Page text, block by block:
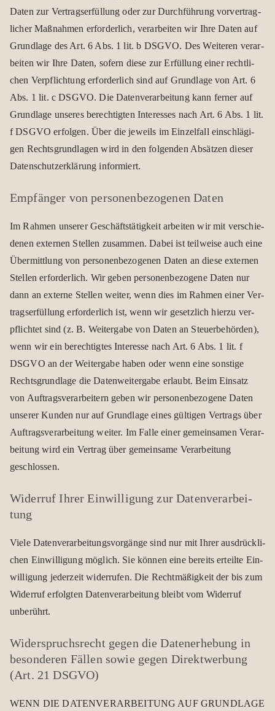
Daten zur Ver­trags­er­fül­lung oder zur Durch­füh­rung vor­ver­trag­
li­cher Maß­nah­men erfor­der­lich, ver­ar­bei­ten wir Ihre Daten auf
Grund­lage des Art. 6 Abs. 1 lit. b DSGVO. Des Wei­te­ren ver­ar­
bei­ten wir Ihre Daten, sofern diese zur Erfül­lung einer recht­li­
chen Ver­pflich­tung erfor­der­lich sind auf Grund­lage von Art. 6
Abs. 1 lit. c DSGVO. Die Daten­ver­ar­bei­tung kann fer­ner auf
Grund­lage unse­res berech­tig­ten Inter­es­ses nach Art. 6 Abs. 1 lit.
f DSGVO erfol­gen. Über die jeweils im Ein­zel­fall ein­schlä­gi­
gen Rechts­grund­la­gen wird in den fol­gen­den Absät­zen die­ser
Daten­schutz­er­klä­rung infor­miert.
Emp­fän­ger von per­so­nen­be­zo­ge­nen Daten
Im Rah­men unse­rer Geschäfts­tä­tig­keit arbei­ten wir mit ver­schie­
de­nen exter­nen Stel­len zusam­men. Dabei ist teil­weise auch eine
Über­mitt­lung von per­so­nen­be­zo­ge­nen Daten an diese exter­nen
Stel­len erfor­der­lich. Wir geben per­so­nen­be­zo­gene Daten nur
dann an externe Stel­len wei­ter, wenn dies im Rah­men einer Ver­
trags­er­fül­lung erfor­der­lich ist, wenn wir gesetz­lich hierzu ver­
pflich­tet sind (z. B. Wei­ter­gabe von Daten an Steu­er­be­hör­den),
wenn wir ein berech­tig­tes Inter­esse nach Art. 6 Abs. 1 lit. f
DSGVO an der Wei­ter­gabe haben oder wenn eine sons­tige
Rechts­grund­lage die Daten­wei­ter­gabe erlaubt. Beim Ein­satz
von Auf­trags­ver­ar­bei­tern geben wir per­so­nen­be­zo­gene Daten
unse­rer Kun­den nur auf Grund­lage eines gül­ti­gen Ver­trags über
Auf­trags­ver­ar­bei­tung wei­ter. Im Falle einer gemein­sa­men Ver­ar­
bei­tung wird ein Ver­trag über gemein­same Ver­ar­bei­tung
geschlos­sen.
Wider­ruf Ihrer Ein­wil­li­gung zur Daten­ver­ar­bei­
tung
Viele Daten­ver­ar­bei­tungs­vor­gänge sind nur mit Ihrer aus­drück­li­
chen Ein­wil­li­gung mög­lich. Sie kön­nen eine bereits erteilte Ein­
wil­li­gung jeder­zeit wider­ru­fen. Die Recht­mä­ßig­keit der bis zum
Wider­ruf erfolg­ten Daten­ver­ar­bei­tung bleibt vom Wider­ruf
unbe­rührt.
Wider­spruchs­recht gegen die Daten­er­he­bung in
beson­de­ren Fäl­len sowie gegen Direkt­wer­bung
(Art. 21 DSGVO)
WENN DIE DATENVERARBEITUNG AUF GRUNDLAGE